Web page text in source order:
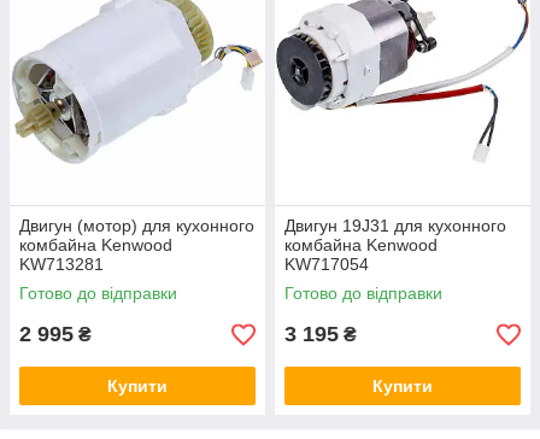
Двигун (мотор) для кухонного
комбайна Kenwood
KW713281
Готово до відправки
2 995 ₴
Купити
Двигун 19J31 для кухонного
комбайна Kenwood
KW717054
Готово до відправки
3 195 ₴
Купити